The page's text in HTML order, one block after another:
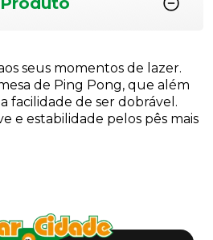
seus momentos de lazer.
de Ping Pong, que além
facilidade de ser dobrável.
e estabilidade pelos pês mais